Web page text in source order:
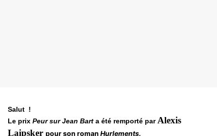
Salut !
Le prix Peur sur Jean Bart a été remporté par Alexis
Laipsker pour son roman Hurlements.